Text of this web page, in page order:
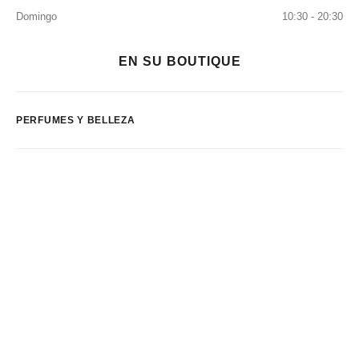
Domingo
10:30 - 20:30
EN SU BOUTIQUE
PERFUMES Y BELLEZA